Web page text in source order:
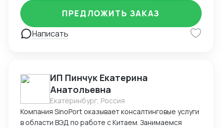
накопила богатый опыт в ведении внешнеторговых
сделок, организации мультимодальных
международных перевозок (авто, море, авиа, ж/д).
Наш подход – решение поставленных задач и
Написать
ПРЕДЛОЖИТЬ ЗАКАЗ
ИП Пинчук Екатерина
Анатольевна
Екатеринбург, Россия
Компания SinoPort оказывает консалтинговые услуги
в области ВЭД по работе с Китаем. Занимаемся